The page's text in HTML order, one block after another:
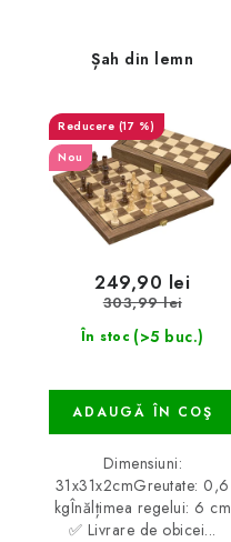
Șah din lemn
(17 %)
Nou
În stoc (>5 buc.)
249,90 lei
303,99 lei
ADAUGĂ ÎN COŞ
Dimensiuni:
31x31x2cmGreutate: 0,6
kgÎnălțimea regelui: 6 cm
✅ Livrare de obicei...